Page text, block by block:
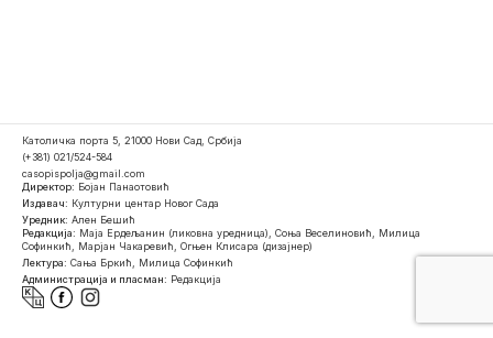
Католичка порта 5, 21000 Нови Сад, Србија
(+381) 021/524-584
casopispolja@gmail.com
Директор: Бојан Панаотовић
Издавач: Културни центар Новог Сада
Уредник: Ален Бешић
Редакција: Маја Ердељанин (ликовна уредница), Соња Веселиновић, Милица
Софинкић, Марјан Чакаревић, Огњен Клисара (дизајнер)
Лектура: Сања Бркић, Милица Софинкић
Администрација и пласман: Редакција